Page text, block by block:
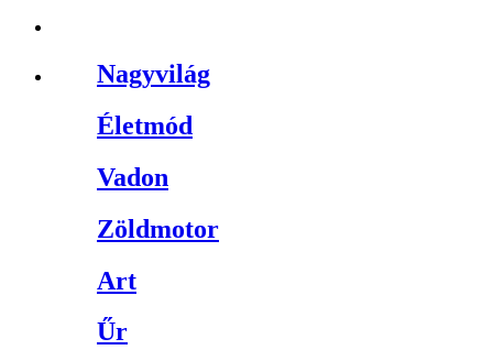
Nagyvilág
Életmód
Vadon
Zöldmotor
Art
Űr